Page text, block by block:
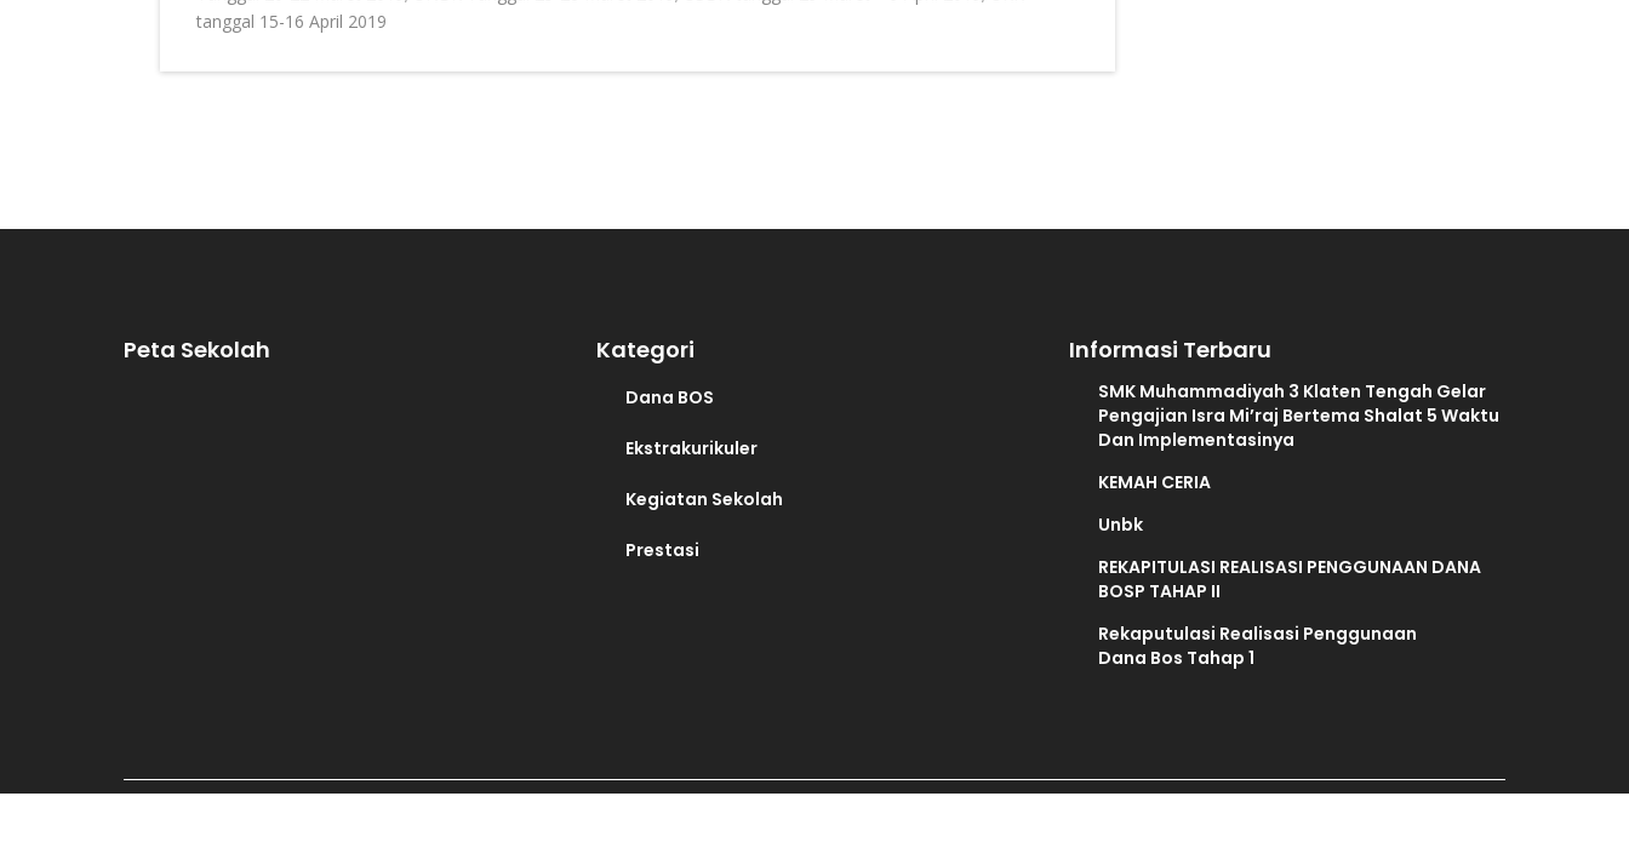
tanggal 15-16 April 2019
Peta Sekolah Kategori
Dana BOS
Ekstrakurikuler
Kegiatan Sekolah
Prestasi
Informasi Terbaru
SMK Muhammadiyah 3 Klaten Tengah Gelar
Pengajian Isra Mi’raj Bertema Shalat 5 Waktu
Dan Implementasinya
KEMAH CERIA
Unbk
REKAPITULASI REALISASI PENGGUNAAN DANA
BOSP TAHAP II
Rekaputulasi Realisasi Penggunaan
Dana Bos Tahap 1